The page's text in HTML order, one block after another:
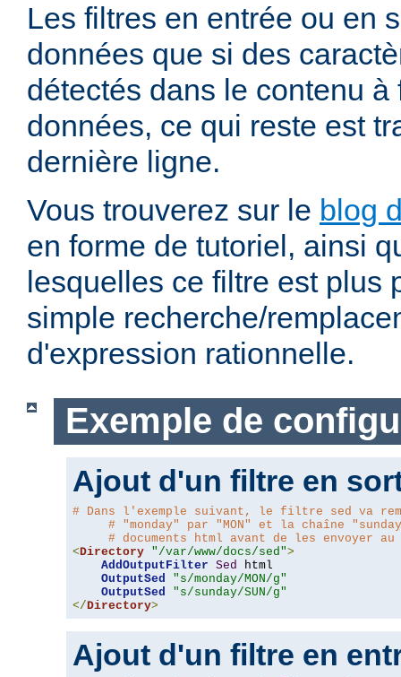
Les filtres en entrée ou en
données que si des
détectés dans le contenu à
données, ce qui reste est
dernière ligne.
Vous trouverez sur le blog
en forme de tutoriel, ainsi
lesquelles ce filtre est plus
simple recherche/
d'expression rationnelle.
Exemple de
Ajout d'un filtre en
# Dans l'exemple suivant, le filtre sed va
# "monday" par "MON" et la chaîne
# documents html avant de les envoyer
<Directory "/var/www/docs/sed">
AddOutputFilter Sed
html
OutputSed
"s/monday/MON/g"
OutputSed
"s/sunday/SUN/g"
</Directory>
Ajout d'un filtre en